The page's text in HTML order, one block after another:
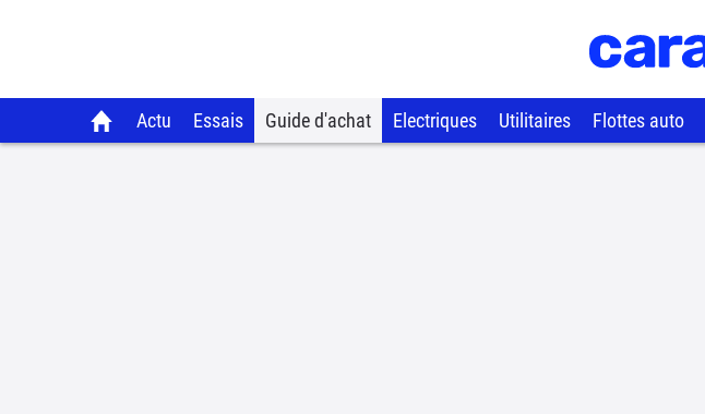
Actu Essais Guide d'achat Electriques Utilitaires Flottes auto